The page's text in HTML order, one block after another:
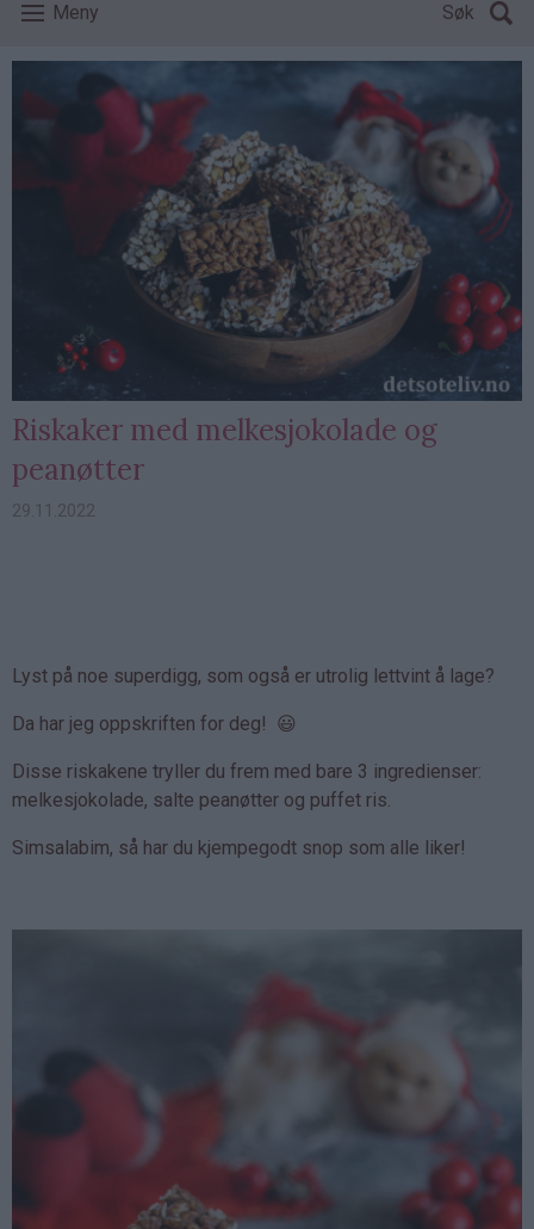
Meny Søk
Riskaker med melkesjokolade og
peanøtter
29.11.2022
Lyst på noe superdigg, som også er utrolig lettvint å lage?
Da har jeg oppskriften for deg! 😃
Disse riskakene tryller du frem med bare 3 ingredienser:
melkesjokolade, salte peanøtter og puffet ris.
Simsalabim, så har du kjempegodt snop som alle liker!